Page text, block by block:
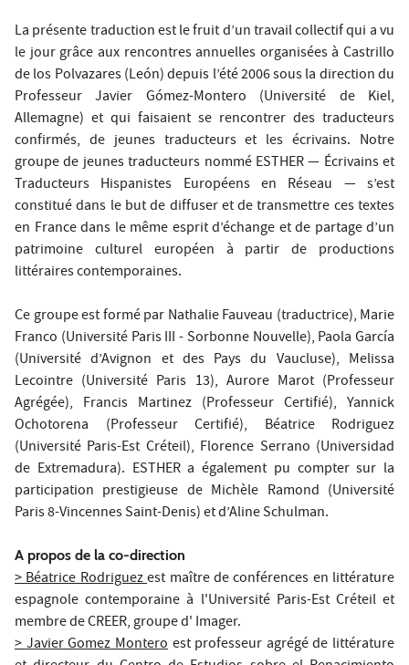
La présente traduction est le fruit d’un travail collectif qui a vu
le jour grâce aux rencontres annuelles organisées à Castrillo
de los Polvazares (León) depuis l’été 2006 sous la direction du
Professeur Javier Gómez-Montero (Université de Kiel,
Allemagne) et qui faisaient se rencontrer des traducteurs
confirmés, de jeunes traducteurs et les écrivains. Notre
groupe de jeunes traducteurs nommé ESTHER — Écrivains et
Traducteurs Hispanistes Européens en Réseau — s’est
constitué dans le but de diffuser et de transmettre ces textes
en France dans le même esprit d’échange et de partage d’un
patrimoine culturel européen à partir de productions
littéraires contemporaines.
Ce groupe est formé par Nathalie Fauveau (traductrice), Marie
Franco (Université Paris III - Sorbonne Nouvelle), Paola García
(Université d’Avignon et des Pays du Vaucluse), Melissa
Lecointre (Université Paris 13), Aurore Marot (Professeur
Agrégée), Francis Martinez (Professeur Certifié), Yannick
Ochotorena (Professeur Certifié), Béatrice Rodriguez
(Université Paris-Est Créteil), Florence Serrano (Universidad
de Extremadura). ESTHER a également pu compter sur la
participation prestigieuse de Michèle Ramond (Université
Paris 8-Vincennes Saint-Denis) et d’Aline Schulman.
A propos de la co-direction
> Béatrice Rodriguezest maître de conférences en littérature
espagnole contemporaine à l'Université Paris-Est Créteil et
membre de CREER, groupe d' Imager.
> Javier Gomez Monteroest professeur agrégé de littérature